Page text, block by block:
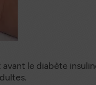
avant le diabète